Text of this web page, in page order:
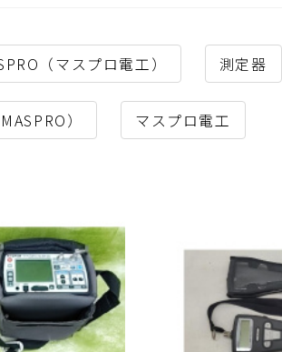
（マスプロ電工） 測定器
） マスプロ電工